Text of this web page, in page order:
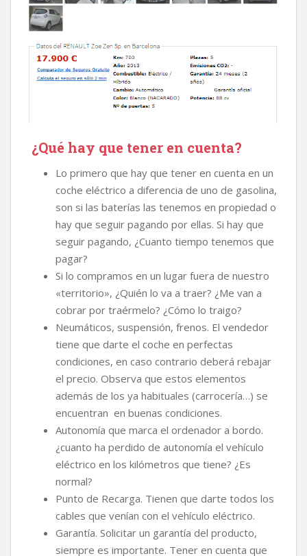
¿Qué hay que tener en cuenta?
Lo primero que hay que tener en cuenta en un
coche eléctrico a diferencia de uno de gasolina,
son si las baterías las tenemos en propiedad o
hay que seguir pagando por ellas. Si hay que
seguir pagando, ¿Cuanto tiempo tenemos que
pagar?
Si lo compramos en un lugar fuera de nuestro
«territorio», ¿Quién lo va a traer? ¿Me van a
cobrar por traérmelo? ¿Cómo lo traigo?
Neumáticos, suspensión, frenos. El vendedor
tiene que darte el coche en perfectas
condiciones, en caso contrario deberá rebajar
el precio. Observa que estos elementos
además de los ya habituales (carrocería…) se
encuentran en buenas condiciones.
Autonomía que marca el ordenador a bordo.
¿cuanto ha perdido de autonomía el vehículo
eléctrico en los kilómetros que tiene? ¿Es
normal?
Punto de Recarga. Tienen que darte todos los
cables que venían con el vehículo eléctrico.
Garantía. Solicitar un garantía del producto,
siempre es importante. Tener en cuenta que